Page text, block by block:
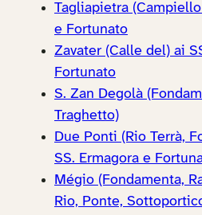
Tagliapietra
e Fortunato
Zavater (Calle del) ai
Fortunato
S. Zan Degolà
Traghetto)
Due Ponti (Rio Terrà,
SS. Ermagora e
Mégio (Fondamenta,
Rio, Ponte,